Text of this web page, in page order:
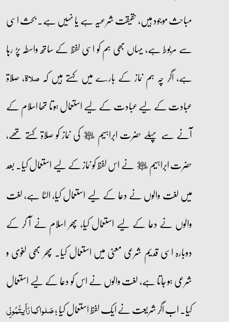
مباحث موجود ہیں، حقیقت شرعیہ ہے یا نہیں ہے۔ بحث اسی
سے مربوط ہے، یہاں بھی ہم کو اسی لفظ کے ساتھ واسطہ پڑ رہا
ہے، اگر چہ ہم نماز کے بارے میں کہتے ہیں کہصلاۃ، صلاۃ
عبادت کے لیے عبادت کے لیے استعمال ہوتا تھا اسلام کے
آنے سے پہلے حضرت ابراہیم عليه‌السلامکی نماز کو صلاۃ کہتے تھے،
حضرت ابراہیمعليه‌السلام نے اس لفظ کو نماز کے لیے استعمال کیا۔ بعد
میں لغت والوں نے دعا کے لیے استعمال کیا، الٹا ہے، لغت
والوں نے دعا کے لیے استعمال کیا، پھر اسلام نے آ کر کے
دوبارہ اسی قدیم شرعی معنی میں استعمال کیا۔ پھر بھی لغوی و
شرعی ہو جاتا ہے، لغت والوں نے اس کو دعا کے لیے استعمال
کیا۔ اب اگر شریعت نے ایک لفظ استعمال کیا ؛صَلوا کما رَأَیتُمُونِی